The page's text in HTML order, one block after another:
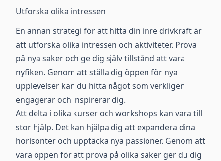
Utforska olika intressen
En annan strategi för att hitta din inre drivkraft är
att utforska olika intressen och aktiviteter. Prova
på nya saker och ge dig själv tillstånd att vara
nyfiken. Genom att ställa dig öppen för nya
upplevelser kan du hitta något som verkligen
engagerar och inspirerar dig.
Att delta i olika kurser och workshops kan vara till
stor hjälp. Det kan hjälpa dig att expandera dina
horisonter och upptäcka nya passioner. Genom att
vara öppen för att prova på olika saker ger du dig